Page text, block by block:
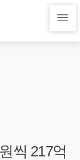
씩 217억